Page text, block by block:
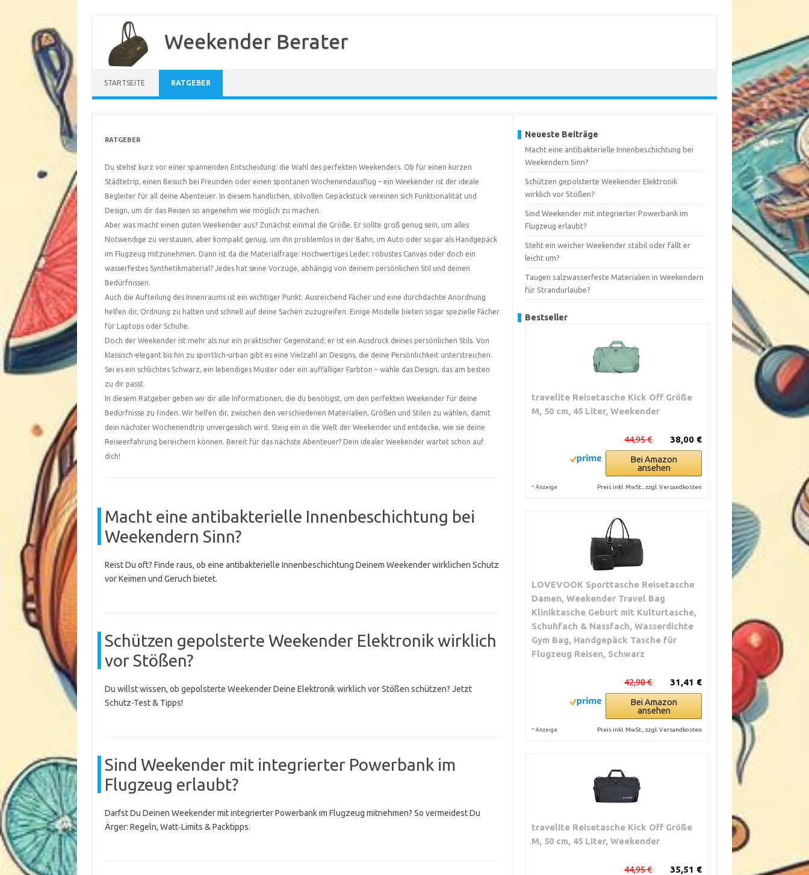
springen
Weekender Berater
STARTSEITE RATGEBER
RATGEBER
Du stehst kurz vor einer spannenden Entscheidung: die Wahl des perfekten Weekenders. Ob für einen kurzen
Städtetrip, einen Besuch bei Freunden oder einen spontanen Wochenendausflug – ein Weekender ist der ideale
Begleiter für all deine Abenteuer. In diesem handlichen, stilvollen Gepäckstück vereinen sich Funktionalität und
Design, um dir das Reisen so angenehm wie möglich zu machen.
Aber was macht einen guten Weekender aus? Zunächst einmal die Größe. Er sollte groß genug sein, um alles
Notwendige zu verstauen, aber kompakt genug, um ihn problemlos in der Bahn, im Auto oder sogar als Handgepäck
im Flugzeug mitzunehmen. Dann ist da die Materialfrage: Hochwertiges Leder, robustes Canvas oder doch ein
wasserfestes Synthetikmaterial? Jedes hat seine Vorzüge, abhängig von deinem persönlichen Stil und deinen
Bedürfnissen.
Auch die Aufteilung des Innenraums ist ein wichtiger Punkt. Ausreichend Fächer und eine durchdachte Anordnung
helfen dir, Ordnung zu halten und schnell auf deine Sachen zuzugreifen. Einige Modelle bieten sogar spezielle Fächer
für Laptops oder Schuhe.
Doch der Weekender ist mehr als nur ein praktischer Gegenstand; er ist ein Ausdruck deines persönlichen Stils. Von
klassisch-elegant bis hin zu sportlich-urban gibt es eine Vielzahl an Designs, die deine Persönlichkeit unterstreichen.
Sei es ein schlichtes Schwarz, ein lebendiges Muster oder ein auffälliger Farbton – wähle das Design, das am besten
zu dir passt.
In diesem Ratgeber geben wir dir alle Informationen, die du benötigst, um den perfekten Weekender für deine
Bedürfnisse zu finden. Wir helfen dir, zwischen den verschiedenen Materialien, Größen und Stilen zu wählen, damit
dein nächster Wochenendtrip unvergesslich wird. Steig ein in die Welt der Weekender und entdecke, wie sie deine
Reiseerfahrung bereichern können. Bereit für das nächste Abenteuer? Dein idealer Weekender wartet schon auf
dich!
Macht eine antibakterielle Innenbeschichtung bei
Weekendern Sinn?
Reist Du oft? Finde raus, ob eine antibakterielle Innenbeschichtung Deinem Weekender wirklichen Schutz
vor Keimen und Geruch bietet.
Schützen gepolsterte Weekender Elektronik wirklich
vor Stößen?
Du willst wissen, ob gepolsterte Weekender Deine Elektronik wirklich vor Stößen schützen? Jetzt
Schutz-Test & Tipps!
Sind Weekender mit integrierter Powerbank im
Flugzeug erlaubt?
Darfst Du Deinen Weekender mit integrierter Powerbank im Flugzeug mitnehmen? So vermeidest Du
Ärger: Regeln, Watt‑Limits & Packtipps.
Neueste Beiträge
Macht eine antibakterielle Innenbeschichtung bei
Weekendern Sinn?
Schützen gepolsterte Weekender Elektronik
wirklich vor Stößen?
Sind Weekender mit integrierter Powerbank im
Flugzeug erlaubt?
Steht ein weicher Weekender stabil oder fällt er
leicht um?
Taugen salzwasserfeste Materialien in Weekendern
für Strandurlaube?
Bestseller
travelite Reisetasche Kick Off Größe
M, 50 cm, 45 Liter, Weekender
38,00 €
44,95 €
Bei Amazon
ansehen
* Anzeige Preis inkl. MwSt., zzgl. Versandkosten
LOVEVOOK Sporttasche Reisetasche
Damen, Weekender Travel Bag
Kliniktasche Geburt mit Kulturtasche,
Schuhfach & Nassfach, Wasserdichte
Gym Bag, Handgepäck Tasche für
Flugzeug Reisen, Schwarz
31,41 €
42,98 €
Bei Amazon
ansehen
* Anzeige Preis inkl. MwSt., zzgl. Versandkosten
travelite Reisetasche Kick Off Größe
M, 50 cm, 45 Liter, Weekender
35,51 €
44,95 €